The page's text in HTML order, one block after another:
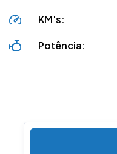
KM's:
Potência: